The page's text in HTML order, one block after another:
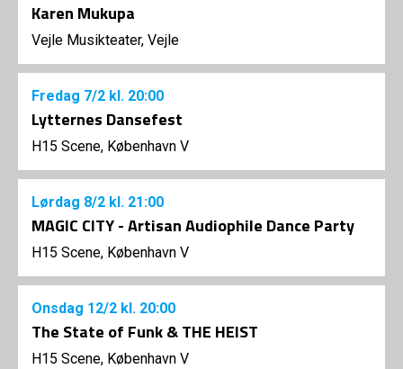
Karen Mukupa
Vejle Musikteater, Vejle
Fredag 7/2 kl. 20:00
Lytternes Dansefest
H15 Scene, København V
Lørdag 8/2 kl. 21:00
MAGIC CITY - Artisan Audiophile Dance Party
H15 Scene, København V
Onsdag 12/2 kl. 20:00
The State of Funk & THE HEIST
H15 Scene, København V